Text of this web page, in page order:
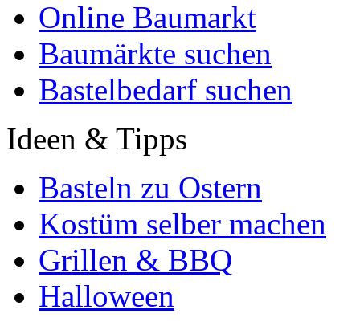
Online Baumarkt
Baumärkte suchen
Bastelbedarf suchen
Ideen & Tipps
Basteln zu Ostern
Kostüm selber machen
Grillen & BBQ
Halloween